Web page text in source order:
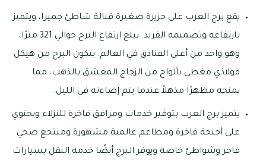
يقع برج العرب على جزيرة صغيرة قبالة شاطئ جميرا، ويتميز
بارتفاعه وتصميمه الفريد. يبلغ ارتفاع البرج حوالي 321 مترًا،
وهو واحد من أعلى الفنادق في العالم. يتكون البرج من هيكل
فولاذي مغطى بألواح من الزجاج المعشق بالذهب، مما
يمنحه مظهرًا مذهلاً عندما يتم إضاءته في الليل.
يتميز برج العرب بتوفير خدمات ومرافق فاخرة للنزلاء ويحتوي
على أجنحة فاخرة ومطاعم عالمية مشهورة ومنتجع صحي
فاخر وشواطئ خاصة ويوفر البرج أيضًا خدمة النقل بسيارات